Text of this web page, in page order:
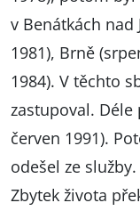
v Benátkách nad
1981), Brně
1984). V těchto
zastupoval. Déle
červen 1991).
odešel ze
Zbytek života